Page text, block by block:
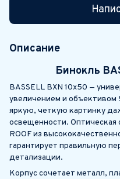
Описание
Бинокль
BASSELL BXN 10x50 —
увеличением и
яркую, четкую картинку
освещенности. Оптическая
ROOF из
гарантирует правильную
детализации.
Корпус сочетает металл,